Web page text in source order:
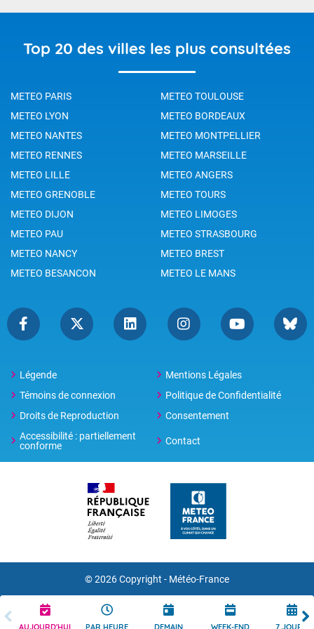
AUJOURD'HUI PAR HEURE DEMAIN WEEK-END 7 JOURS
Top 20 des villes les plus consultées
METEO PARIS
METEO TOULOUSE
METEO LYON
METEO BORDEAUX
METEO NANTES
METEO MONTPELLIER
METEO RENNES
METEO MARSEILLE
METEO LILLE
METEO ANGERS
METEO GRENOBLE
METEO TOURS
METEO DIJON
METEO LIMOGES
METEO PAU
METEO STRASBOURG
METEO NANCY
METEO BREST
METEO BESANCON
METEO LE MANS
Légende
Mentions Légales
Témoins de connexion
Politique de Confidentialité
Droits de Reproduction
Consentement
Accessibilité : partiellement
conforme
Contact
© 2026 Copyright - Météo-France